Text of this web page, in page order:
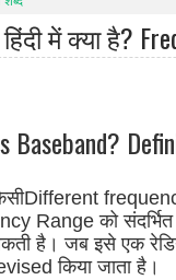
में क्या है?
Baseband?
frequency
Range को
है। जब इसे एक
किया जाता है।